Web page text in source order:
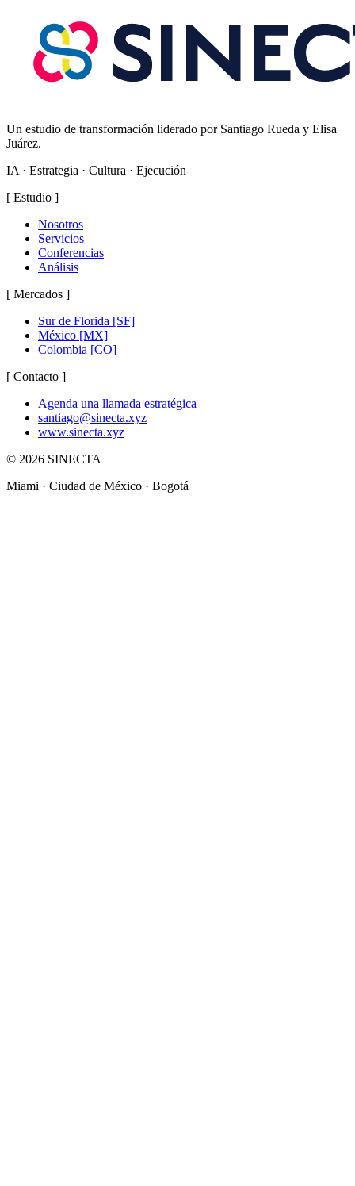
Un estudio de transformación liderado por Santiago Rueda y Elisa
Juárez.
IA · Estrategia · Cultura · Ejecución
[ Estudio ]
Nosotros
Servicios
Conferencias
Análisis
[ Mercados ]
Sur de Florida [SF]
México [MX]
Colombia [CO]
[ Contacto ]
Agenda una llamada estratégica
santiago@sinecta.xyz
www.sinecta.xyz
© 2026 SINECTA
Miami · Ciudad de México · Bogotá